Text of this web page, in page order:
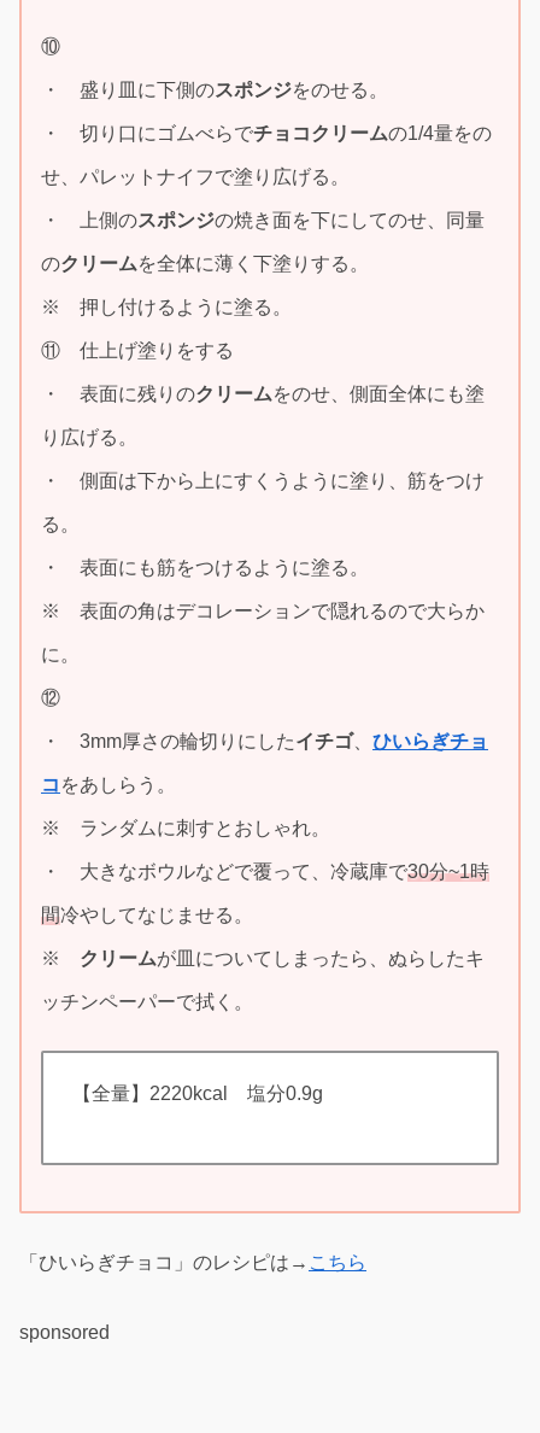
⑩
・ 盛り皿に下側のスポンジをのせる。
・ 切り口にゴムべらでチョコクリームの1/4量をの
せ、パレットナイフで塗り広げる。
・ 上側のスポンジの焼き面を下にしてのせ、同量
のクリームを全体に薄く下塗りする。
※ 押し付けるように塗る。
⑪ 仕上げ塗りをする
・ 表面に残りのクリームをのせ、側面全体にも塗
り広げる。
・ 側面は下から上にすくうように塗り、筋をつけ
る。
・ 表面にも筋をつけるように塗る。
※ 表面の角はデコレーションで隠れるので大らか
に。
⑫
・ 3mm厚さの輪切りにしたイチゴ、 ひいらぎチョ
コ をあしらう。
※ ランダムに刺すとおしゃれ。
・ 大きなボウルなどで覆って、冷蔵庫で30分~1時
間冷やしてなじませる。
※ クリームが皿についてしまったら、ぬらしたキ
ッチンペーパーで拭く。
【全量】2220kcal 塩分0.9g
「ひいらぎチョコ」のレシピは→ こちら
sponsored